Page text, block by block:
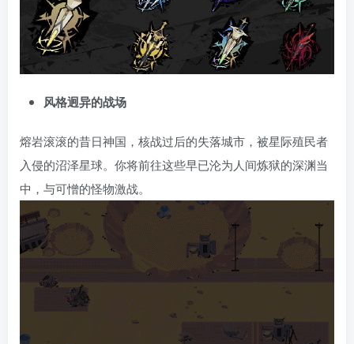
风格迥异的战场
熔岩滚滚的昔日神国，核战过后的失落城市，被星际殖民者
入侵的沼泽星球。你将前往这些早已沦为人间炼狱的深渊当
中，与可憎的怪物激战。